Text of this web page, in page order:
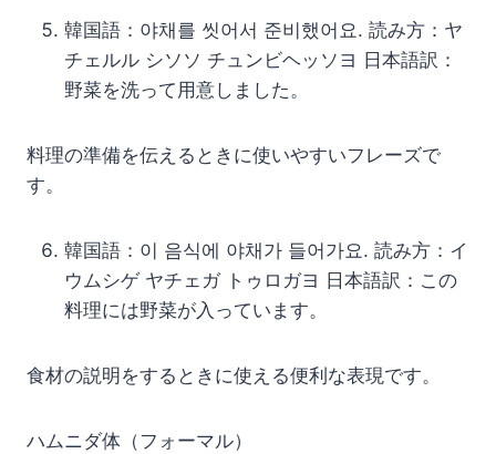
韓国語：야채를 씻어서 준비했어요. 読み方：ヤ
チェルル シソソ チュンビヘッソヨ 日本語訳：
野菜を洗って用意しました。
料理の準備を伝えるときに使いやすいフレーズで
す。
韓国語：이 음식에 야채가 들어가요. 読み方：イ
ウムシゲ ヤチェガ トゥロガヨ 日本語訳：この
料理には野菜が入っています。
食材の説明をするときに使える便利な表現です。
ハムニダ体（フォーマル）